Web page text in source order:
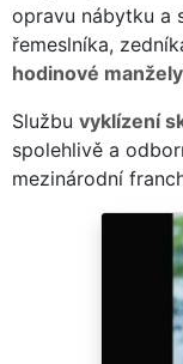
opravu nábytku a
řemeslníka,
hodinové manžely
Službu vyklízení
spolehlivě a
mezinárodní